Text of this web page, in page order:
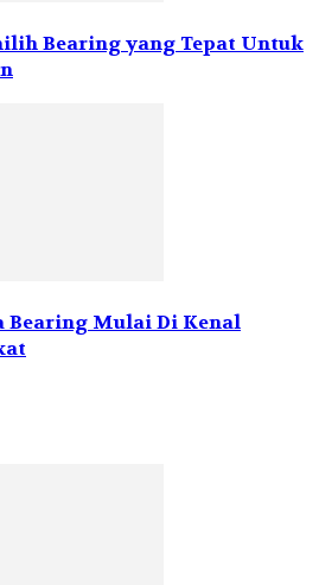
Bearing yang Tepat Untuk
Bearing Mulai Di Kenal